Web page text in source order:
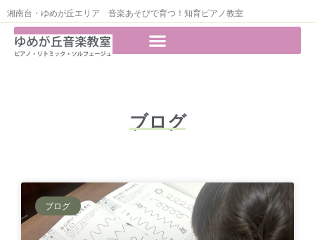
湘南台・ゆめが丘エリア 音楽あそびで育つ！知育ピアノ教室
ブログ
ブログ